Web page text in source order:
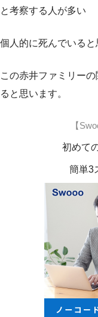
と考察する人が多い
個人的に死んでいると
この赤井ファミリー
ると思います。
【
初めて
簡単3